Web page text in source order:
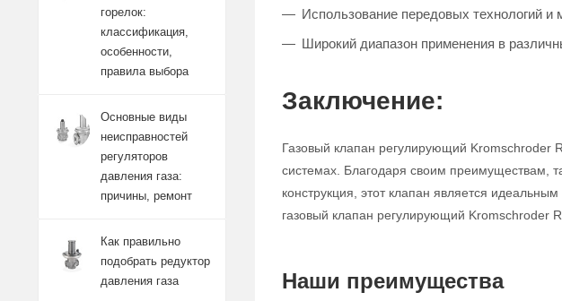
Использование передовых технологий и
Широкий диапазон применения в
Заключение:
Газовый клапан регулирующий Kromschroder
системах. Благодаря своим преимуществам,
конструкция, этот клапан является
газовый клапан регулирующий Kromschroder
Наши преимущества
горелок:
классификация,
особенности,
правила выбора
Основные виды
неисправностей
регуляторов
давления газа:
причины, ремонт
Как правильно
подобрать редуктор
давления газа